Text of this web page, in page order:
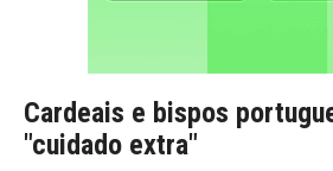
Cardeais e bispos
"cuidado extra"